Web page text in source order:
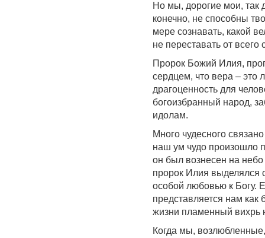
Но мы, дорогие мои, так
конечно, не способны
мере сознавать, какой
не переставать от всего
Пророк Божий Илия,
сердцем, что вера – это
драгоценность для
богоизбранный народ,
идолам.
Много чудесного
наш ум чудо произошло
он был вознесен на
пророк Илия выделялся
особой любовью к Богу.
представляется нам
жизни пламенный вихрь
Когда мы,